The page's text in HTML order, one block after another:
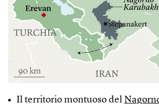
Il territorio montuoso del